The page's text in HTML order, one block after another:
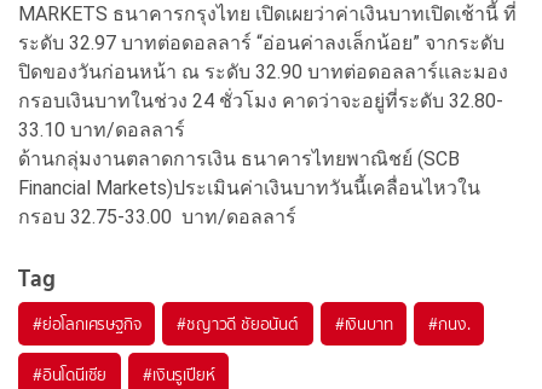
MARKETS ธนาคารกรุงไทย เปิดเผยว่าค่าเงินบาทเปิดเช้านี้ ที่
ระดับ 32.97 บาทต่อดอลลาร์ “อ่อนค่าลงเล็กน้อย” จากระดับ
ปิดของวันก่อนหน้า ณ ระดับ 32.90 บาทต่อดอลลาร์และมอง
กรอบเงินบาทในช่วง 24 ชั่วโมง คาดว่าจะอยู่ที่ระดับ 32.80-
33.10 บาท/ดอลลาร์
ด้านกลุ่มงานตลาดการเงิน ธนาคารไทยพาณิชย์ (SCB
Financial Markets)ประเมินค่าเงินบาทวันนี้เคลื่อนไหวใน
กรอบ 32.75-33.00 บาท/ดอลลาร์
Tag
#ย่อโลกเศรษฐกิจ #ชญาวดี ชัยอนันต์ #เงินบาท #กนง.
#อินโดนีเซีย #เงินรูเปียห์